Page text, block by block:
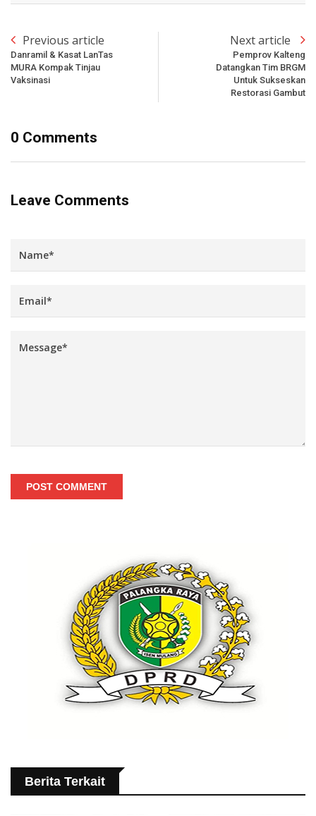
Previous article
Danramil & Kasat LanTas
MURA Kompak Tinjau
Vaksinasi
Next article
Pemprov Kalteng
Datangkan Tim BRGM
Untuk Sukseskan
Restorasi Gambut
0 Comments
Leave Comments
POST COMMENT
Berita Terkait